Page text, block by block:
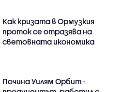
Как кризата в Ормузкия
проток се отразява на
световната икономика
Почина Уилям Орбит -